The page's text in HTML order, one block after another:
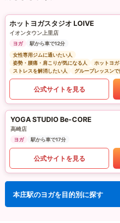
ホットヨガスタジオ LOIVE
イオンタウン上里店
ヨガ
駅から車で12分
女性専用ジムに通いたい人
姿勢・腰痛・肩こりが気になる人
ホットヨ
ストレスを解消したい人
グループレッスン
公式サイトを見る
YOGA STUDIO Be-CORE
高崎店
ヨガ 駅から車で17分
公式サイトを見る
本庄駅のヨガを目的別に探す